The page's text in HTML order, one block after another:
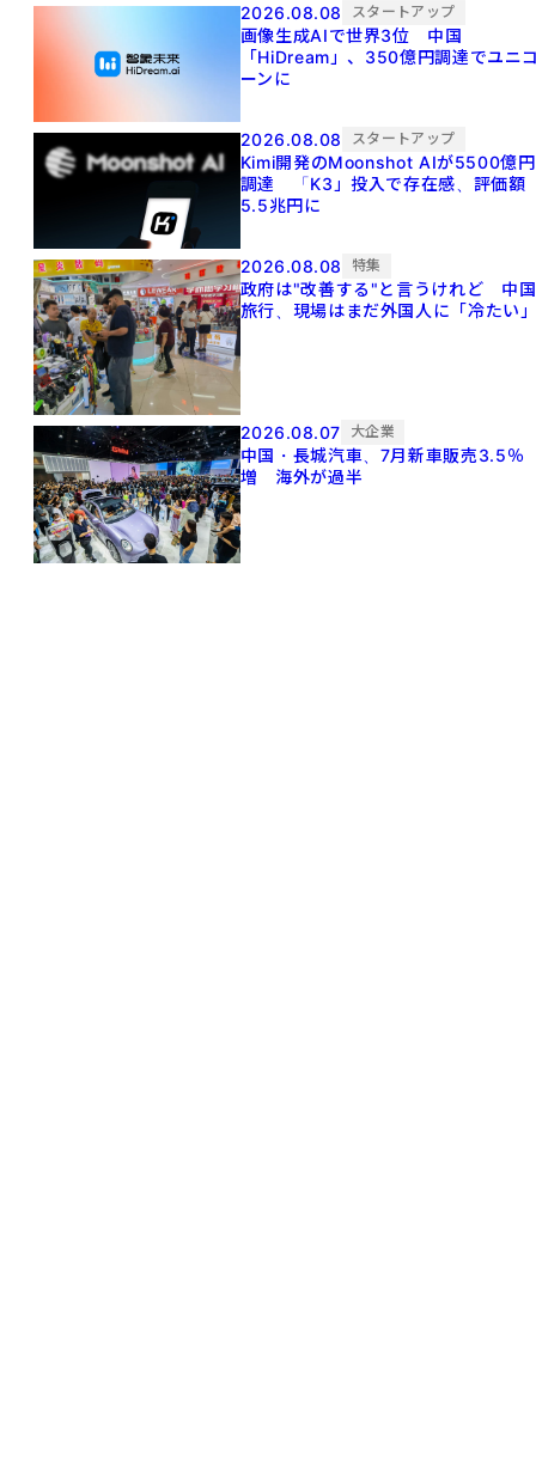
2026.08.08 スタートアップ
画像生成AIで世界3位 中国
「HiDream」、350億円調達でユニ
ーンに
2026.08.08 スタートアップ
Kimi開発のMoonshot AIが5500億円
調達 「K3」投入で存在感、評価額
5.5兆円に
2026.08.08 特集
政府は"改善する"と言うけれど 中国
旅行、現場はまだ外国人に「冷たい
2026.08.07 大企業
中国・長城汽車、7月新車販売3.5％
増 海外が過半